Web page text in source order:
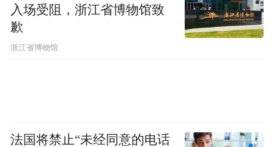
入场受阻，浙江省博物馆致
歉
浙江省博物馆
法国将禁止“未经同意的电话